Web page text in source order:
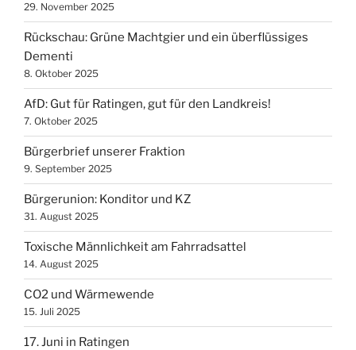
29. November 2025
Rückschau: Grüne Machtgier und ein überflüssiges
Dementi
8. Oktober 2025
AfD: Gut für Ratingen, gut für den Landkreis!
7. Oktober 2025
Bürgerbrief unserer Fraktion
9. September 2025
Bürgerunion: Konditor und KZ
31. August 2025
Toxische Männlichkeit am Fahrradsattel
14. August 2025
CO2 und Wärmewende
15. Juli 2025
17. Juni in Ratingen